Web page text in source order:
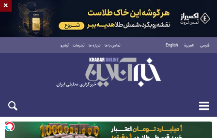
فارسی العربية English تماس با ما درباره ما تبلیغات آرشیو
دوشنبه ۱۹ مرداد ۱۴۰۵
×